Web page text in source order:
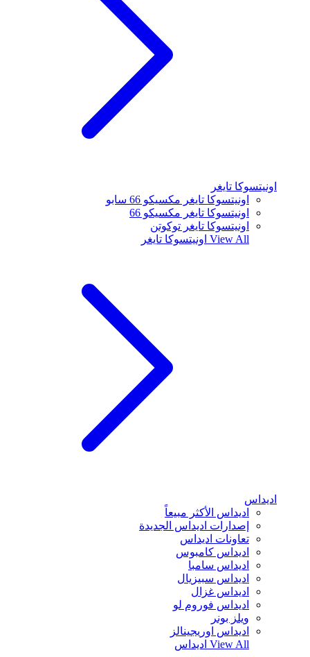
اونيتسوكا تايغر
اونيتسوكا تايغر مكسيكو 66 سابو
اونيتسوكا تايغر مكسيكو 66
اونيتسوكا تايغر توكوتن
View All اونيتسوكا تايغر
اديداس
اديداس الأكثر مبيعاً
إصدارات اديداس الجديدة
تعاونات اديداس
اديداس كامبوس
اديداس سامبا
اديداس سبيزيال
اديداس غزال
اديداس فوروم لو
ويلز بونر
اديداس اوريجينالز
View All اديداس